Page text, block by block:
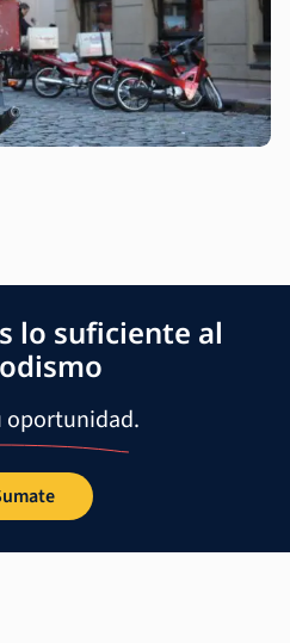
lo suficiente al
oportunidad.